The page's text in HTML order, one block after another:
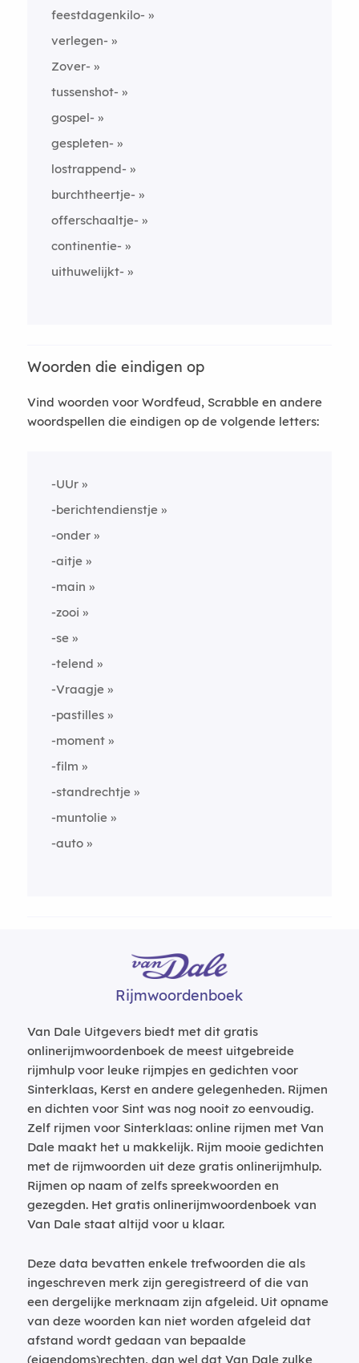
feestdagenkilo-
verlegen-
Zover-
tussenshot-
gospel-
gespleten-
lostrappend-
burchtheertje-
offerschaaltje-
continentie-
uithuwelijkt-
Woorden die eindigen op
Vind woorden voor Wordfeud, Scrabble en andere
woordspellen die eindigen op de volgende letters:
-UUr
-berichtendienstje
-onder
-aitje
-main
-zooi
-se
-telend
-Vraagje
-pastilles
-moment
-film
-standrechtje
-muntolie
-auto
Rijmwoordenboek
Van Dale Uitgevers biedt met dit gratis
onlinerijmwoordenboek de meest uitgebreide
rijmhulp voor leuke rijmpjes en gedichten voor
Sinterklaas, Kerst en andere gelegenheden. Rijmen
en dichten voor Sint was nog nooit zo eenvoudig.
Zelf rijmen voor Sinterklaas: online rijmen met Van
Dale maakt het u makkelijk. Rijm mooie gedichten
met de rijmwoorden uit deze gratis onlinerijmhulp.
Rijmen op naam of zelfs spreekwoorden en
gezegden. Het gratis onlinerijmwoordenboek van
Van Dale staat altijd voor u klaar.
Deze data bevatten enkele trefwoorden die als
ingeschreven merk zijn geregistreerd of die van
een dergelijke merknaam zijn afgeleid. Uit opname
van deze woorden kan niet worden afgeleid dat
afstand wordt gedaan van bepaalde
(eigendoms)rechten, dan wel dat Van Dale zulke